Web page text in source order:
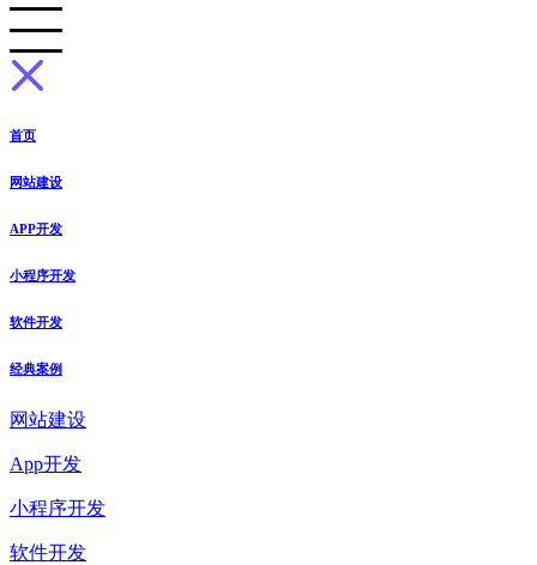
首页
网站建设
APP开发
小程序开发
软件开发
经典案例
网站建设
App开发
小程序开发
软件开发